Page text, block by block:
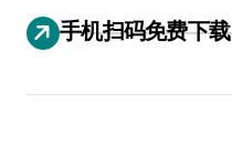
手机扫码免费下载